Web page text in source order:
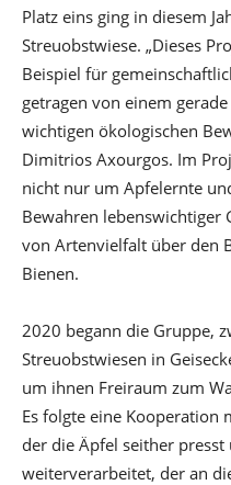
Platz eins ging in diesem
Streuobstwiese. „Dieses
Beispiel für
getragen von einem
wichtigen ökologischen
Dimitrios Axourgos. Im
nicht nur um Apfelernte
Bewahren lebenswichtiger
von Artenvielfalt über den
Bienen.
2020 begann die Gruppe,
Streuobstwiesen in
um ihnen Freiraum zum
Es folgte eine Kooperation
der die Äpfel seither
weiterverarbeitet, der an